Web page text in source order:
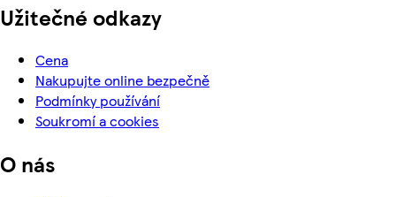
Užitečné odkazy
Cena
Nakupujte online bezpečně
Podmínky používání
Soukromí a cookies
O nás